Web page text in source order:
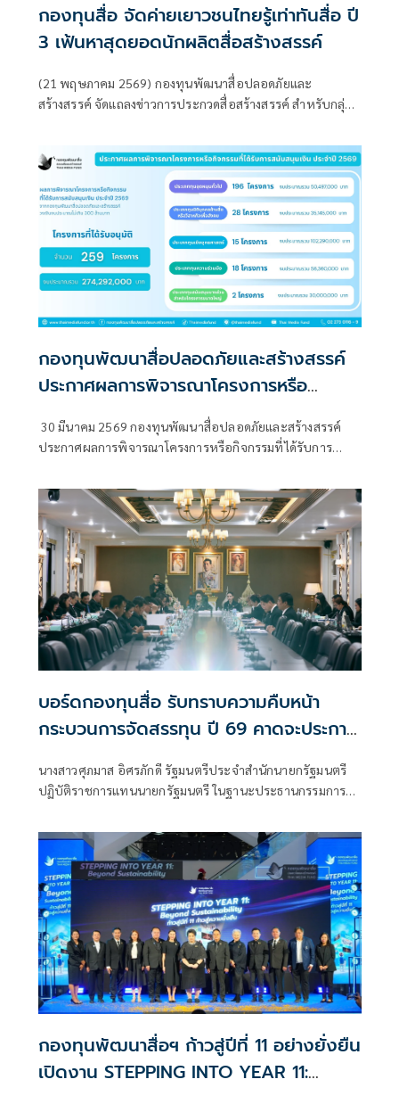
กองทุนสื่อ จัดค่ายเยาวชนไทยรู้เท่าทันสื่อ ปี
3 เฟ้นหาสุดยอดนักผลิตสื่อสร้างสรรค์
(21 พฤษภาคม 2569) กองทุนพัฒนาสื่อปลอดภัยและ
สร้างสรรค์ จัดแถลงข่าวการประกวดสื่อสร้างสรรค์ สำหรับกลุ่ม
สื่อ ปี 3” ณ โรงแรมเรดิสัน บลู พลาซ่า กรุงเทพฯ
กองทุนพัฒนาสื่อปลอดภัยและสร้างสรรค์
ประกาศผลการพิจารณาโครงการหรือ
กิจกรรมที่ได้รับการสนับสนุนเงิน ประจำปี
2569 จำนวน 259 โครงการ
30 มีนาคม 2569 กองทุนพัฒนาสื่อปลอดภัยและสร้างสรรค์
ประกาศผลการพิจารณาโครงการหรือกิจกรรมที่ได้รับการ
บอร์ดกองทุนสื่อ รับทราบความคืบหน้า
กระบวนการจัดสรรทุน ปี 69 คาดจะประกาศ
นางสาวศุภมาส อิศรภักดี รัฐมนตรีประจำสำนักนายกรัฐมนตรี
ปฏิบัติราชการแทนนายกรัฐมนตรี ในฐานะประธานกรรมการ
ประชุมคณะกรรมการกองทุนพัฒนาสื่อปลอดภัยและสร้างสรรค์
ครั้งที่ 1/2569
กองทุนพัฒนาสื่อฯ ก้าวสู่ปีที่ 11 อย่างยั่งยืน
เปิดงาน STEPPING INTO YEAR 11: